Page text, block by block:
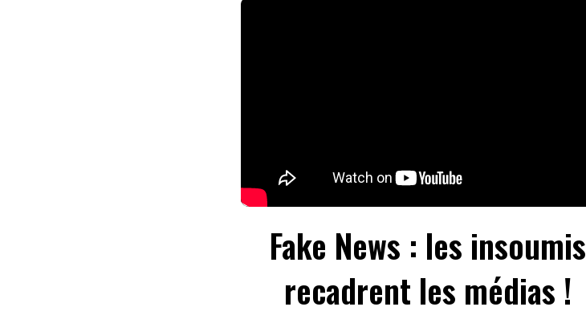
Fake News : les insoumis
recadrent les médias !